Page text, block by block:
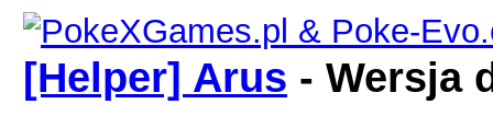
[Helper] Arus - Wersja